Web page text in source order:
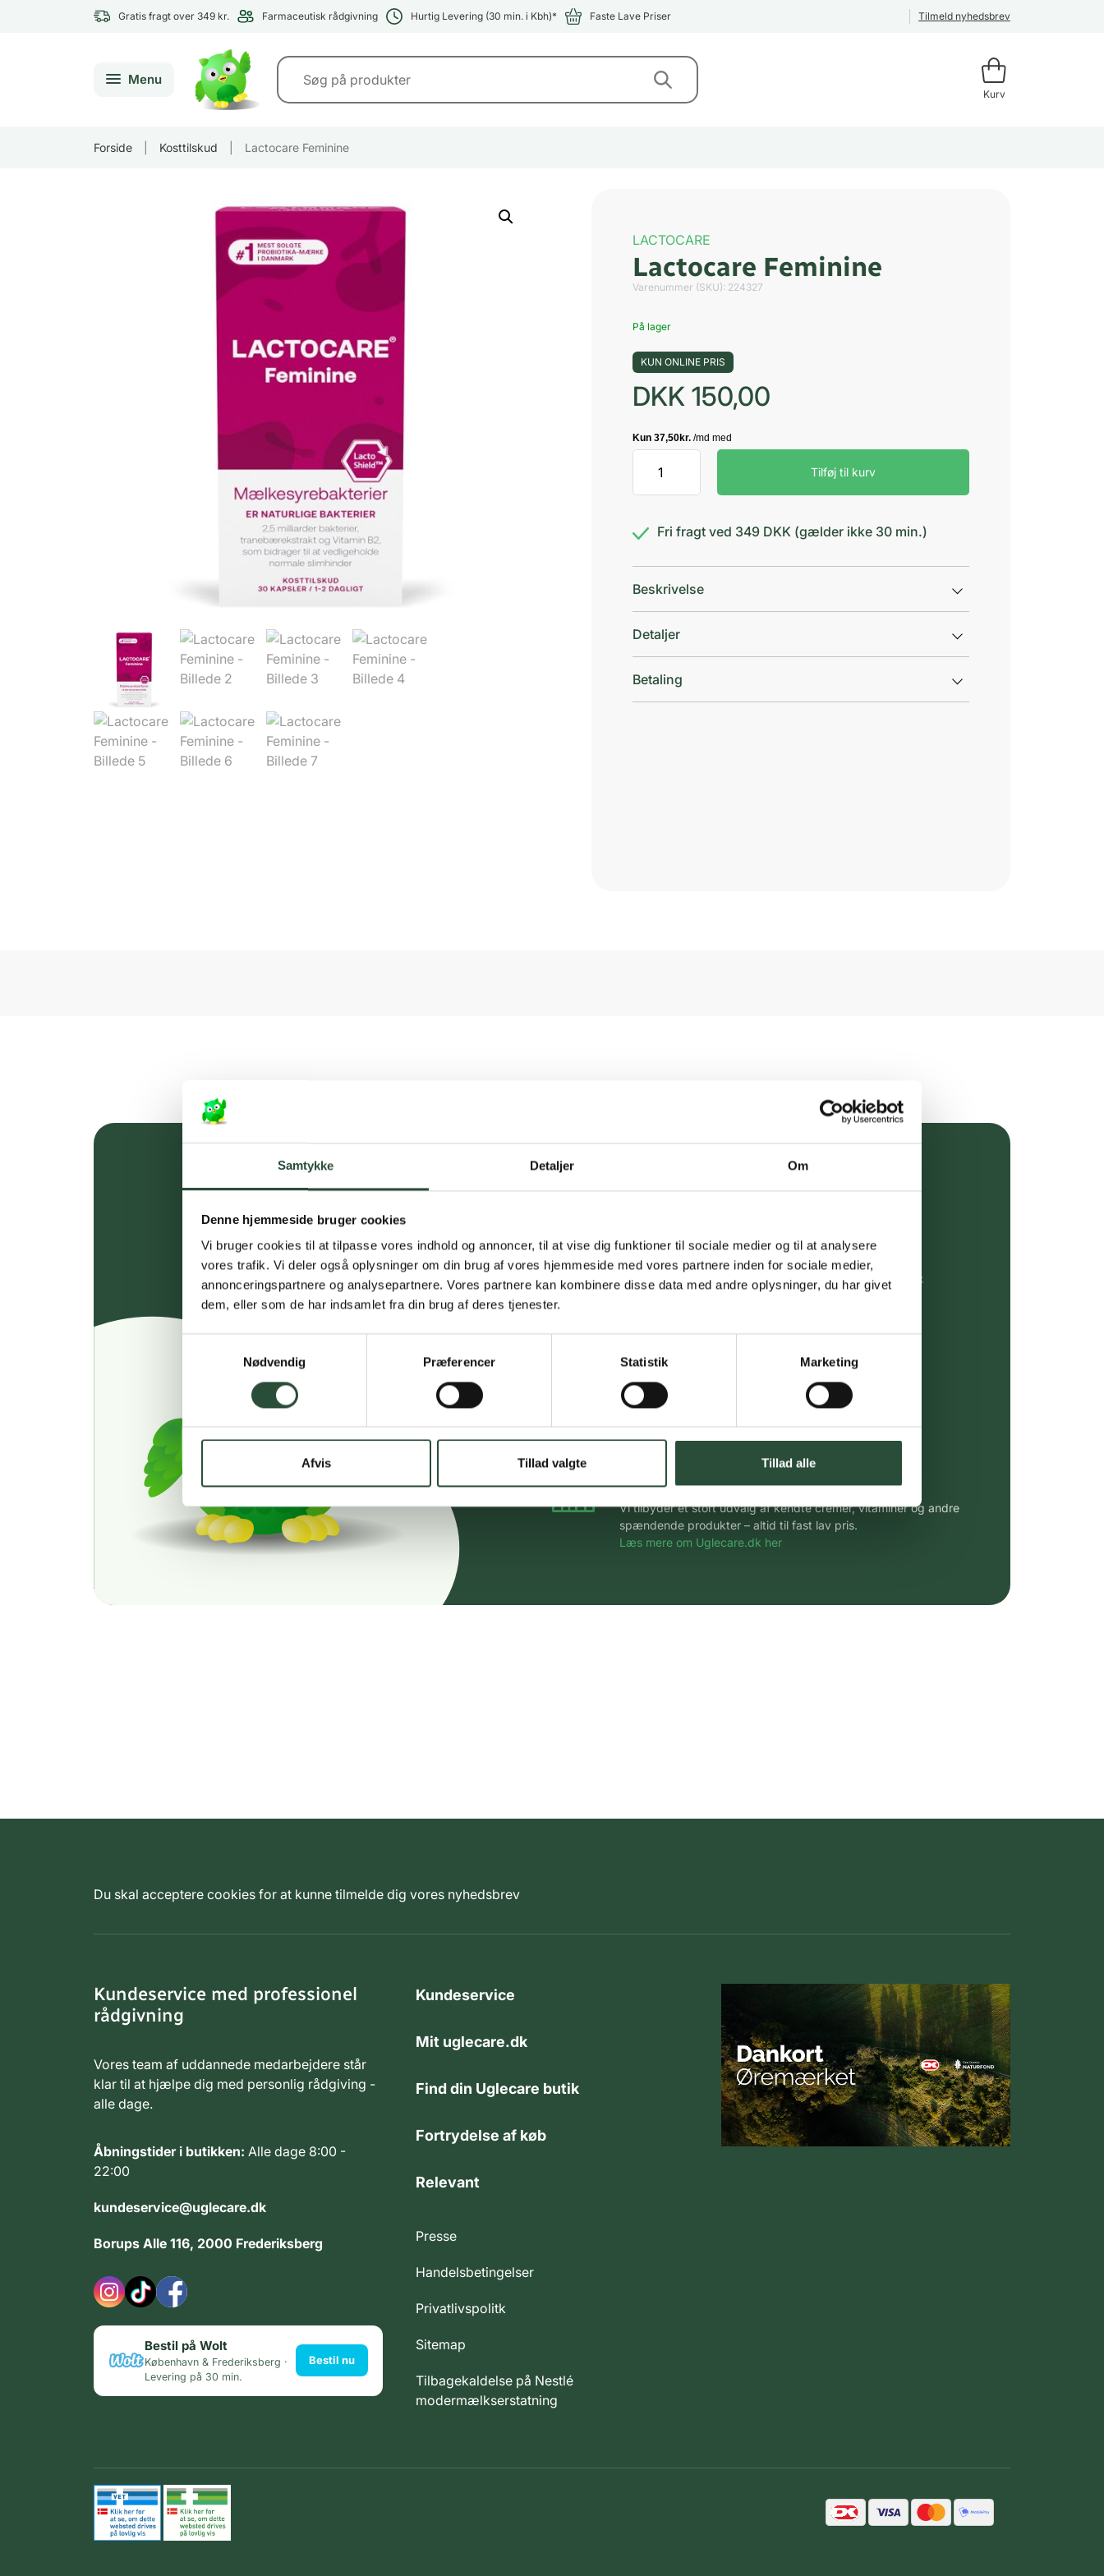
Samtykke Detaljer Om
Denne hjemmeside bruger cookies
Vi bruger cookies til at tilpasse vores indhold og annoncer, til at vise dig funktioner til sociale medier og til at analysere
vores trafik. Vi deler også oplysninger om din brug af vores hjemmeside med vores partnere inden for sociale medier,
annonceringspartnere og analysepartnere. Vores partnere kan kombinere disse data med andre oplysninger, du har givet
dem, eller som de har indsamlet fra din brug af deres tjenester.
Nødvendig
Præferencer Statistik Marketing
Afvis Tillad valgte Tillad alle
Gratis fragt over 349 kr. Farmaceutisk rådgivning Hurtig Levering (30 min. i Kbh)* Faste Lave Priser Tilmeld nyhedsbrev
Menu
Kurv
Forside Kosttilskud Lactocare Feminine
LACTOCARE
Lactocare Feminine
Varenummer (SKU): 224327
På lager
KUN ONLINE PRIS
DKK 150,00
Feminine
antal
Tilføj til kurv
Fri fragt ved 349 DKK (gælder ikke 30 min.)
Beskrivelse
Detaljer
Betaling
Gratis fragt over 349 kr.
Personlig rådgivning
Få hjælp til din webordre på: kundeservice@uglecare.dk
Hurtig levering (30 min. i Kbh)
Hurtigt leveringen via GLS, og DAO
Faste lave priser*
*Gælder ikke ernæringsprodukter.
Stort udvalg af kendte produkter
Vi tilbyder et stort udvalg af kendte cremer, vitaminer og andre
spændende produkter – altid til fast lav pris.
Læs mere om Uglecare.dk her
Du skal acceptere cookies for at kunne tilmelde dig vores nyhedsbrev
Kundeservice med professionel
rådgivning
Vores team af uddannede medarbejdere står
klar til at hjælpe dig med personlig rådgiving -
alle dage.
Åbningstider i butikken: Alle dage 8:00 -
22:00
kundeservice@uglecare.dk
Borups Alle 116, 2000 Frederiksberg
Bestil på Wolt
København & Frederiksberg ·
Levering på 30 min.
Bestil nu
Kundeservice
Mit uglecare.dk
Find din Uglecare butik
Fortrydelse af køb
Relevant
Presse
Handelsbetingelser
Privatlivspolitk
Sitemap
Tilbagekaldelse på Nestlé
modermælkserstatning